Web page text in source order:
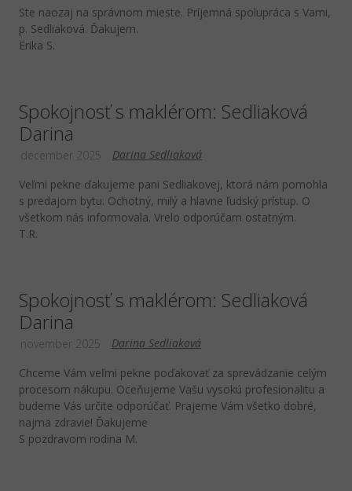
Ste naozaj na správnom mieste. Príjemná spolupráca s Vami,
p. Sedliaková. Ďakujem.
Erika S.
Spokojnosť s maklérom: Sedliaková
Darina
Darina Sedliaková
december 2025
Veľmi pekne ďakujeme pani Sedliakovej, ktorá nám pomohla
s predajom bytu. Ochotný, milý a hlavne ľudský prístup. O
všetkom nás informovala. Vrelo odporúčam ostatným.
T.R.
Spokojnosť s maklérom: Sedliaková
Darina
Darina Sedliaková
november 2025
Chceme Vám veľmi pekne poďakovať za sprevádzanie celým
procesom nákupu. Oceňujeme Vašu vysokú profesionalitu a
budeme Vás určite odporúčať. Prajeme Vám všetko dobré,
najmä zdravie! Ďakujeme
S pozdravom rodina M.